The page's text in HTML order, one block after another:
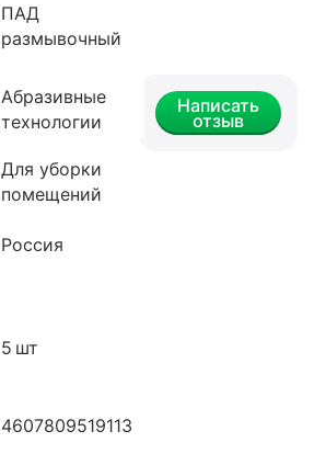
ПАД
размывочный
Абразивные
технологии
Для уборки
помещений
Россия
5 шт
4607809519113
Написать
отзыв